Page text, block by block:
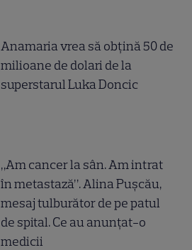
Anamaria vrea să obțină 50 de
milioane de dolari de la
superstarul Luka Doncic
„Am cancer la sân. Am intrat
în metastază”. Alina Pușcău,
mesaj tulburător de pe patul
de spital. Ce au anunțat-o
medicii